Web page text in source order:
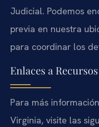
Judicial. Podemos
previa en nuestra
para coordinar los
Enlaces a
Para más
Virginia, visite las